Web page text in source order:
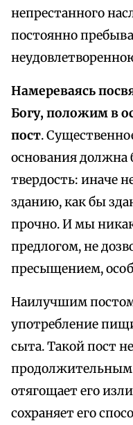
непрестанного
постоянно
Намереваясь
Богу, положим в
пост.
основания должна
твердость: иначе
зданию, как бы
прочно. И мы
предлогом, не
пресыщением,
Наилучшим
употребление
сыта. Такой пост
продолжительным
отягощает его
сохраняет его